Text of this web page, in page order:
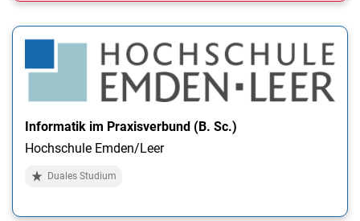
Informatik im Praxisverbund (B. Sc.)
Hochschule Emden/Leer
Duales Studium